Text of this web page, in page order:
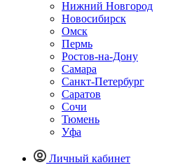
Нижний Новгород
Новосибирск
Омск
Пермь
Ростов-на-Дону
Самара
Санкт-Петербург
Саратов
Сочи
Тюмень
Уфа
Личный кабинет